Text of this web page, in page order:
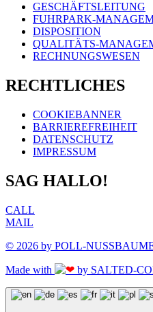
GESCHÄFTSLEITUNG
FUHRPARK-
DISPOSITION
QUALITÄTS-
RECHNUNGSWESEN
RECHTLICHES
COOKIEBANNER
BARRIEREFREIHEIT
DATENSCHUTZ
IMPRESSUM
SAG HALLO!
CALL
MAIL
© 2026 by POLL-
Made with by SALTED-